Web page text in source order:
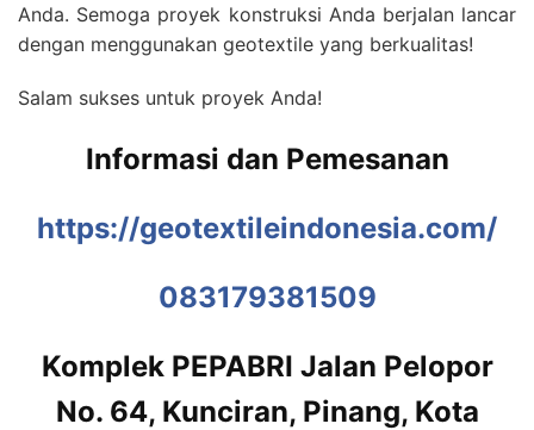
Anda. Semoga proyek konstruksi Anda berjalan lancar
dengan menggunakan geotextile yang berkualitas!
Salam sukses untuk proyek Anda!
Informasi dan Pemesanan
https://geotextileindonesia.com/
083179381509
Komplek PEPABRI Jalan Pelopor
No. 64, Kunciran, Pinang, Kota